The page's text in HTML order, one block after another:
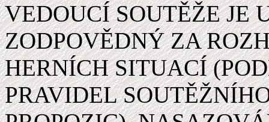
VEDOUCÍ SOUTĚŽE JE
ZODPOVĚDNÝ ZA
HERNÍCH SITUACÍ
PRAVIDEL